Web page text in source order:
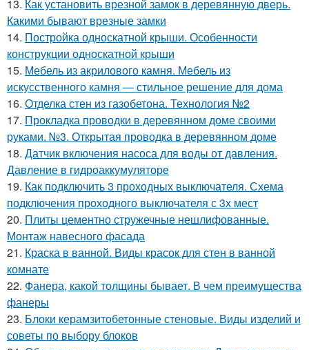
13. Как установить врезной замок в деревянную дверь.
Какими бывают врезные замки
14. Постройка односкатной крыши. Особенности
конструкции односкатной крыши
15. Мебель из акрилового камня. Мебель из
искусственного камня — стильное решение для дома
16. Отделка стен из газобетона. Технология №2
17. Прокладка проводки в деревянном доме своими
руками. №3. Открытая проводка в деревянном доме
18. Датчик включения насоса для воды от давления.
Давление в гидроаккумуляторе
19. Как подключить 3 проходных выключателя. Схема
подключения проходного выключателя с 3х мест
20. Плиты цементно стружечные нешлифованные.
Монтаж навесного фасада
21. Краска в ванной. Виды красок для стен в ванной
комнате
22. Фанера, какой толщины бывает. В чем преимущества
фанеры
23. Блоки керамзитобетонные стеновые. Виды изделий и
советы по выбору блоков